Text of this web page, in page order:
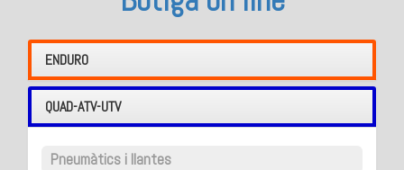
ENDURO
QUAD-ATV-UTV
Pneumàtics i llantes